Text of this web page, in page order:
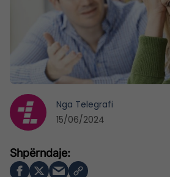
Nga Telegrafi
15/06/2024